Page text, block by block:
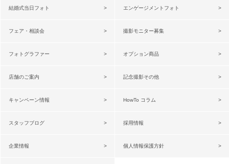
結婚式当日フォト エンゲージメントフォト
フェア・相談会 撮影モニター募集
フォトグラファー オプション商品
店舗のご案内 記念撮影その他
キャンペーン情報 HowTo コラム
スタッフブログ 採用情報
企業情報 個人情報保護方針